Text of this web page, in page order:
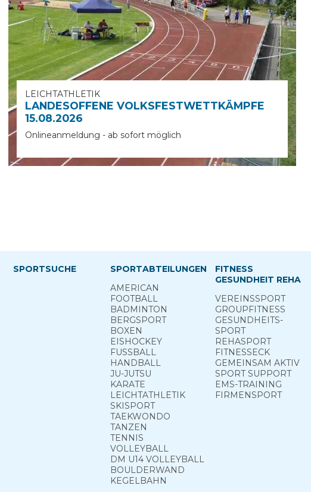
LEICHTATHLETIK
LANDESOFFENE VOLKSFESTWETTKÄMPFE
15.08.2026
Onlineanmeldung - ab sofort möglich
SPORTSUCHE
SPORTABTEILUNGEN
AMERICAN
FOOTBALL
BADMINTON
BERG­SPORT
BOXEN
EISHOCKEY
FUSSBALL
HANDBALL
JU-JUTSU
KARATE
LEICHTATHLETIK
SKISPORT
TAEKWONDO
TANZEN
TENNIS
VOLLEYBALL
DM U14 VOLLEYBALL
BOULDERWAND
KEGELBAHN
FITNESS
GESUNDHEIT REHA
VEREINS­SPORT
GROUP­FITNESS
GESUNDHEITS­
SPORT
REHA­SPORT
FITNESS­ECK
GEMEINSAM ­AKTIV
SPORT ­SUPPORT
EMS-TRAINING
FIRMENSPORT